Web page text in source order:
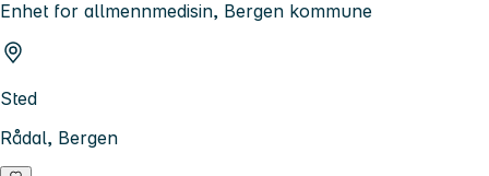
Enhet for allmennmedisin, Bergen kommune
Sted
Rådal, Bergen